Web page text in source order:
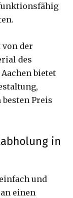
von der
des
bietet
Preis
in
und
einen